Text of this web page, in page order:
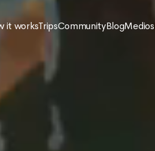
it worksTripsCommunityBlogMedios